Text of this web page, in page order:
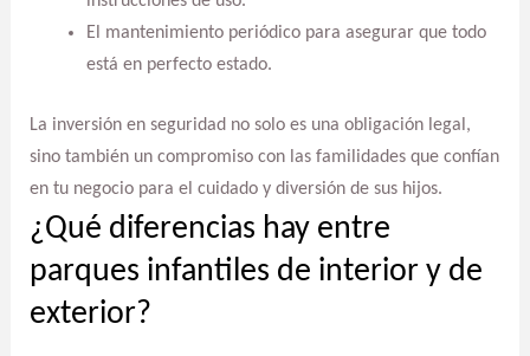
El mantenimiento periódico para asegurar que todo
está en perfecto estado.
La inversión en seguridad no solo es una obligación legal,
sino también un compromiso con las familidades que confían
en tu negocio para el cuidado y diversión de sus hijos.
¿Qué diferencias hay entre
parques infantiles de interior y de
exterior?